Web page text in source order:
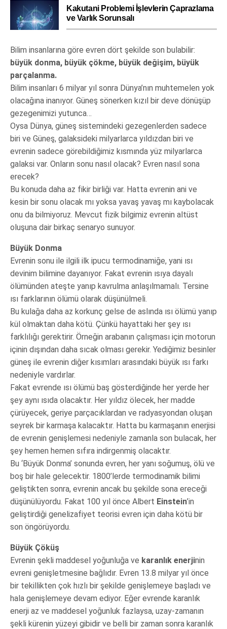
Kakutani Problemi İşlevlerin Çaprazlama
ve Varlık Sorunsalı
Bilim insanlarına göre evren dört şekilde son bulabilir:
büyük donma, büyük çökme, büyük değişim, büyük
parçalanma.
Bilim insanları 6 milyar yıl sonra Dünya’nın muhtemelen yok
olacağına inanıyor. Güneş sönerken kızıl bir deve dönüşüp
gezegenimizi yutunca…
Oysa Dünya, güneş sistemindeki gezegenlerden sadece
biri ve Güneş, galaksideki milyarlarca yıldızdan biri ve
evrenin sadece görebildiğimiz kısmında yüz milyarlarca
galaksi var. Onların sonu nasıl olacak? Evren nasıl sona
erecek?
Bu konuda daha az fikir birliği var. Hatta evrenin ani ve
kesin bir sonu olacak mı yoksa yavaş yavaş mı kaybolacak
onu da bilmiyoruz. Mevcut fizik bilgimiz evrenin altüst
oluşuna dair birkaç senaryo sunuyor.
Büyük Donma
Evrenin sonu ile ilgili ilk ipucu termodinamiğe, yani ısı
devinim bilimine dayanıyor. Fakat evrenin ısıya dayalı
ölümünden ateşte yanıp kavrulma anlaşılmamalı. Tersine
ısı farklarının ölümü olarak düşünülmeli.
Bu kulağa daha az korkunç gelse de aslında ısı ölümü yanıp
kül olmaktan daha kötü. Çünkü hayattaki her şey ısı
farklılığı gerektirir. Örneğin arabanın çalışması için motorun
içinin dışından daha sıcak olması gerekir. Yediğimiz besinler
güneş ile evrenin diğer kısımları arasındaki büyük ısı farkı
nedeniyle vardırlar.
Fakat evrende ısı ölümü baş gösterdiğinde her yerde her
şey aynı ısıda olacaktır. Her yıldız ölecek, her madde
çürüyecek, geriye parçacıklardan ve radyasyondan oluşan
seyrek bir karmaşa kalacaktır. Hatta bu karmaşanın enerjisi
de evrenin genişlemesi nedeniyle zamanla son bulacak, her
şey hemen hemen sıfıra indirgenmiş olacaktır.
Bu ‘Büyük Donma’ sonunda evren, her yanı soğumuş, ölü ve
boş bir hale gelecektir. 1800’lerde termodinamik bilimi
geliştikten sonra, evrenin ancak bu şekilde sona ereceği
düşünülüyordu. Fakat 100 yıl önce Albert Einstein’in
geliştirdiği genelizafiyet teorisi evren için daha kötü bir
son öngörüyordu.
Büyük Çöküş
Evrenin şekli maddesel yoğunluğa ve karanlık enerjinin
evreni genişletmesine bağlıdır. Evren 13.8 milyar yıl önce
bir tekillikten çok hızlı bir şekilde genişlemeye başladı ve
hala genişlemeye devam ediyor. Eğer evrende karanlık
enerji az ve maddesel yoğunluk fazlaysa, uzay-zamanın
şekli kürenin yüzeyi gibidir ve belli bir zaman sonra karanlık